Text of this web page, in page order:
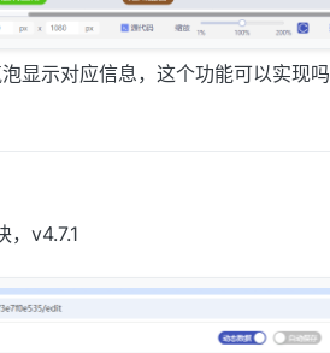
显示对应信息，这个功能可以实现吗
，v4.7.1